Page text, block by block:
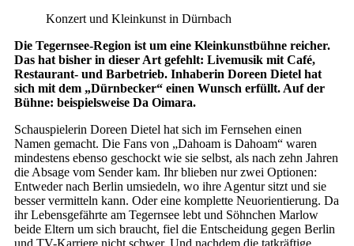
Konzert und Kleinkunst in Dürnbach
Die Tegernsee-Region ist um eine Kleinkunstbühne reicher.
Das hat bisher in dieser Art gefehlt: Livemusik mit Café,
Restaurant- und Barbetrieb. Inhaberin Doreen Dietel hat
sich mit dem „Dürnbecker“ einen Wunsch erfüllt. Auf der
Bühne: beispielsweise Da Oimara.
Schauspielerin Doreen Dietel hat sich im Fernsehen einen
Namen gemacht. Die Fans von „Dahoam is Dahoam“ waren
mindestens ebenso geschockt wie sie selbst, als nach zehn Jahren
die Absage vom Sender kam. Ihr blieben nur zwei Optionen:
Entweder nach Berlin umsiedeln, wo ihre Agentur sitzt und sie
besser vermitteln kann. Oder eine komplette Neuorientierung. Da
ihr Lebensgefährte am Tegernsee lebt und Söhnchen Marlow
beide Eltern um sich braucht, fiel die Entscheidung gegen Berlin
und TV-Karriere nicht schwer. Und nachdem die tatkräftige